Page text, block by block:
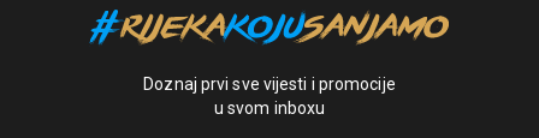
Doznaj prvi sve vijesti i promocije
u svom inboxu